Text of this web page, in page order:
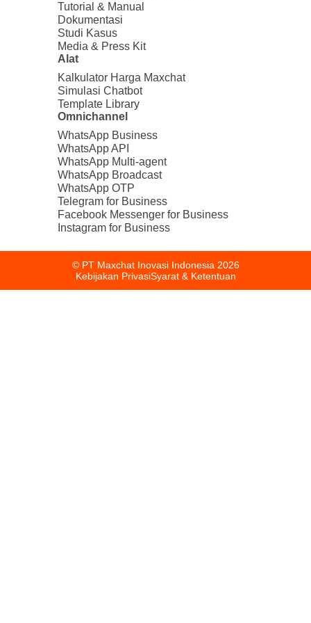
Tutorial & Manual
Dokumentasi
Studi Kasus
Media & Press Kit
Alat
Kalkulator Harga Maxchat
Simulasi Chatbot
Template Library
Omnichannel
WhatsApp Business
WhatsApp API
WhatsApp Multi-agent
WhatsApp Broadcast
WhatsApp OTP
Telegram for Business
Facebook Messenger for Business
Instagram for Business
© PT Maxchat Inovasi Indonesia 2026
Kebijakan PrivasiSyarat & Ketentuan